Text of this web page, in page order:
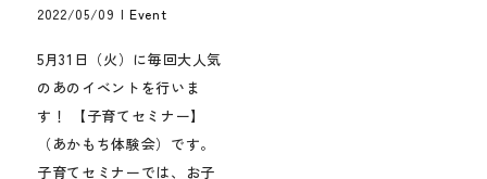
2022/05/09 | Event
5月31日（火）に毎回大人気
のあのイベントを行いま
す！ 【子育てセミナー】
（あかもち体験会）です。
子育てセミナーでは、お子